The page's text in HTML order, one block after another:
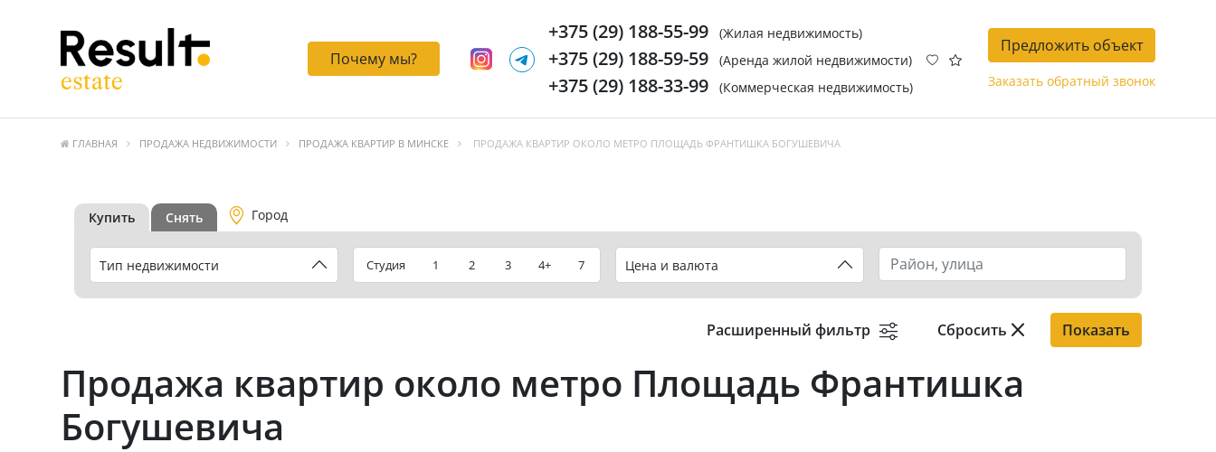
Почему мы?
+375 (29) 188-55-99 (Жилая недвижимость)
+375 (29) 188-59-59 (Аренда жилой недвижимости)
+375 (29) 188-33-99 (Коммерческая недвижимость)
Предложить объект
Заказать обратный звонок
ГЛАВНАЯ ПРОДАЖА НЕДВИЖИМОСТИ ПРОДАЖА КВАРТИР В МИНСКЕ ПРОДАЖА КВАРТИР ОКОЛО МЕТРО ПЛОЩАДЬ ФРАНТИШКА БОГУШЕВИЧА
Купить Снять Город
Тип недвижимости Студия 1 2 3 4+ 7 Цена и валюта
Расширенный фильтр Сбросить Показать
Продажа квартир около метро Площадь Франтишка
Богушевича